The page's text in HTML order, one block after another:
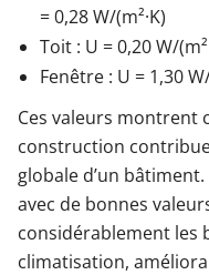
= 0,28 W/(m²·K)
Toit : U = 0,20 W/
Fenêtre : U = 1,30
Ces valeurs montrent
construction
globale d’un
avec de bonnes
considérablement les
climatisation,